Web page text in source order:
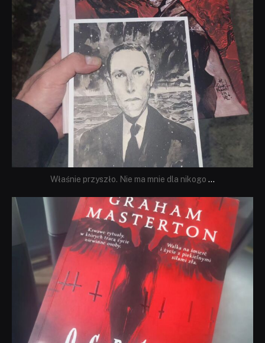
Właśnie przyszło. Nie ma mnie dla nikogo ...
dobryhorror
Sie 23